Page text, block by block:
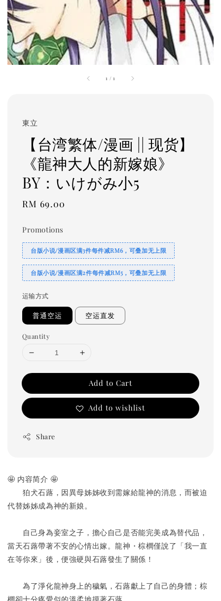
1 /1
東立
【台湾繁体/漫画 || 现货】
《龍神大人的新嫁娘》
BY：いけがみ小5
Regular
RM 69.00
Promotions
台版小说/漫画区满3件每件减RM6，可叠加无上限
台版小说/漫画区满2件每件减RM5，可叠加无上限
运输方式
普通空运 空运直发
Quantity
Add to Cart
Add to wishlist
Share
🤩 内容简介 🤩
狛犬石蕗，因異母姊姊收到需嫁給龍神的消息，而被迫
代替姊姊成為神的新娘。
自己身為妾室之子，擔心自己是否能完美成為替代品，
當天石蕗帶著不安的心情出嫁。龍神・棕櫚僅說了「我一直
在等你來」後，便強硬與石蕗發生了關係！
為了淨化龍神身上的穢氣，石蕗獻上了自己的身體；棕